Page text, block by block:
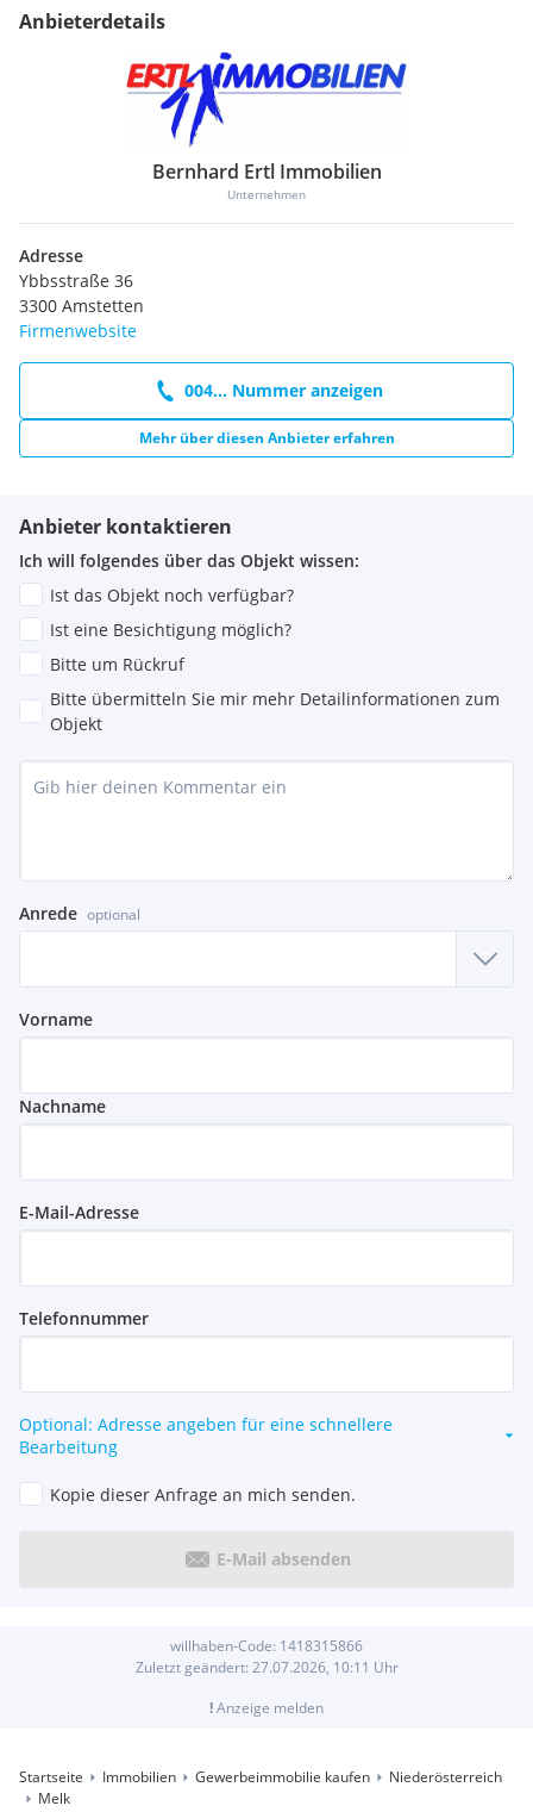
Anbieterdetails
Bernhard Ertl Immobilien
Unternehmen
Adresse
Ybbsstraße 36
3300 Amstetten
Firmenwebsite
004... Nummer anzeigen
Mehr über diesen Anbieter erfahren
Anbieter kontaktieren
Ich will folgendes über das Objekt wissen:
Ist das Objekt noch verfügbar?
Ist eine Besichtigung möglich?
Bitte um Rückruf
Bitte übermitteln Sie mir mehr Detailinformationen zum
Objekt
Anrede optional
Vorname
Nachname
E-Mail-Adresse
Telefonnummer
Optional: Adresse angeben für eine schnellere
Bearbeitung
Kopie dieser Anfrage an mich senden.
E-Mail absenden
willhaben-Code: 1418315866
Zuletzt geändert: 27.07.2026, 10:11 Uhr
!Anzeige melden
Startseite Immobilien Gewerbeimmobilie kaufen
Niederösterreich
Melk